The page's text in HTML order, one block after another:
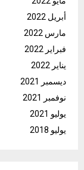
أبريل 2022
مارس 2022
فبراير 2022
يناير 2022
ديسمبر 2021
نوفمبر 2021
يوليو 2021
يوليو 2018